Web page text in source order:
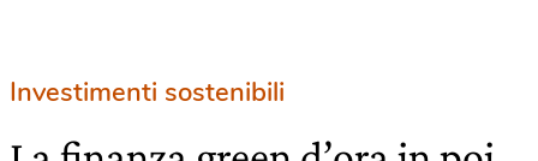
Investimenti sostenibili